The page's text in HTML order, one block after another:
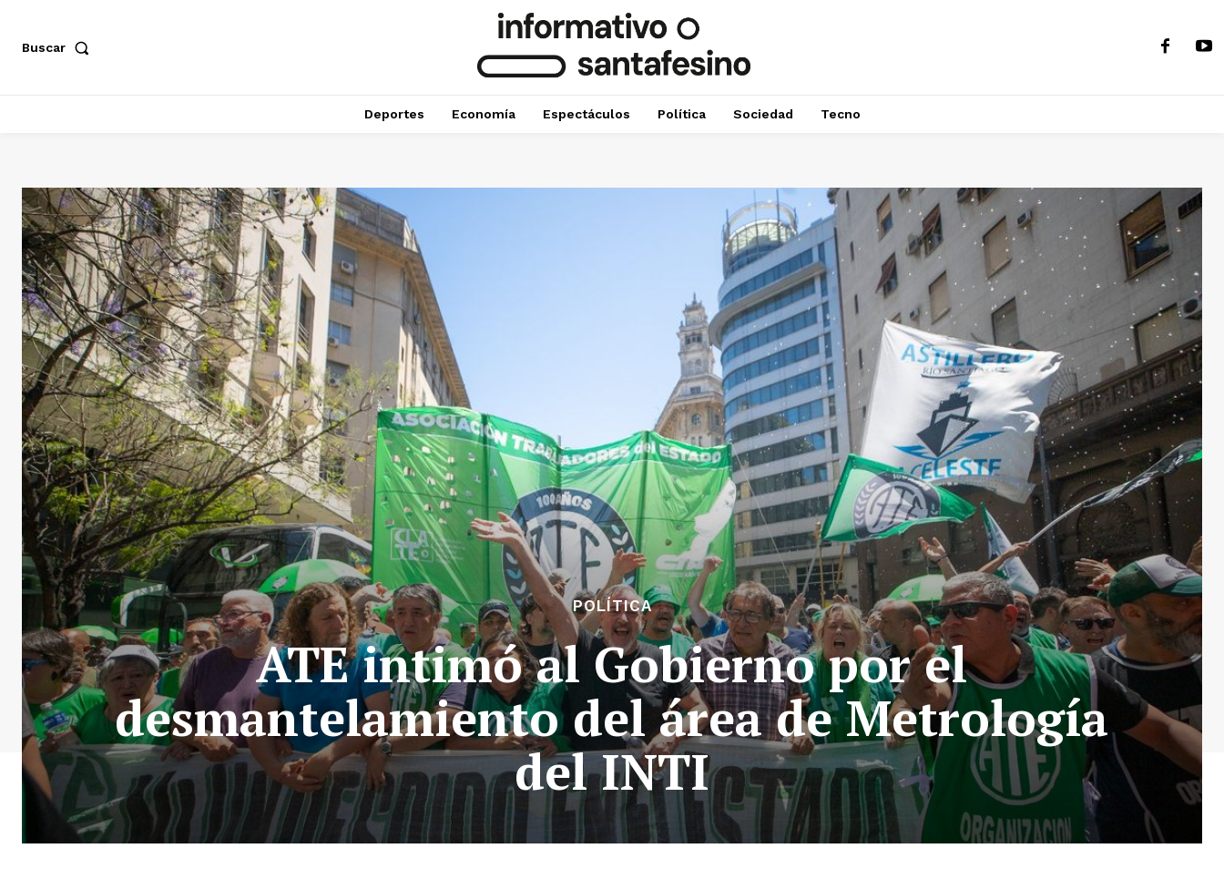
Buscar
Deportes Economía Espectáculos Política Sociedad Tecno
POLÍTICA
ATE intimó al Gobierno por el
desmantelamiento del área de Metrología
del INTI